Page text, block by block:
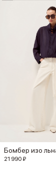
Бомбер изо
21 990 ₽